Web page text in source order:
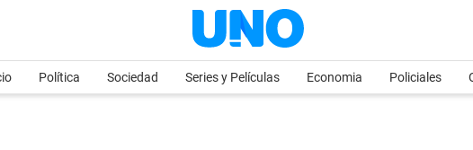
Política Sociedad Series y Películas Economia Policiales